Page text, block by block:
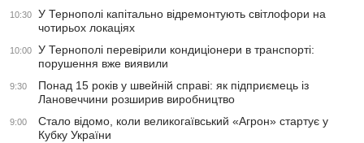
10:30
У Тернополі капітально відремонтують світлофори на
чотирьох локаціях
10:00
У Тернополі перевірили кондиціонери в транспорті:
порушення вже виявили
9:30
Понад 15 років у швейній справі: як підприємець із
Лановеччини розширив виробництво
9:00
Стало відомо, коли великогаївський «Агрон» стартує у
Кубку України